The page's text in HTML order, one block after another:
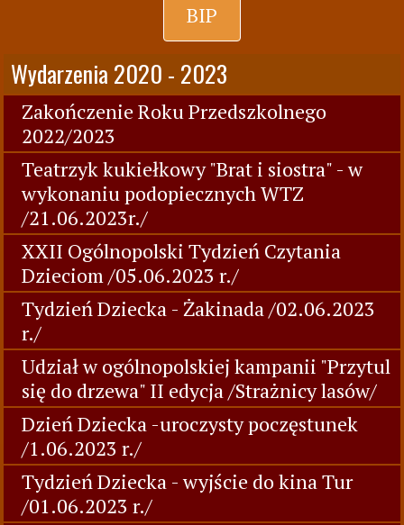
BIP
Wydarzenia 2020 - 2023
Zakończenie Roku Przedszkolnego
2022/2023
Teatrzyk kukiełkowy "Brat i siostra" - w
wykonaniu podopiecznych WTZ
/21.06.2023r./
XXII Ogólnopolski Tydzień Czytania
Dzieciom /05.06.2023 r./
Tydzień Dziecka - Żakinada /02.06.2023
r./
Udział w ogólnopolskiej kampanii "Przytul
się do drzewa" II edycja /Strażnicy lasów/
Dzień Dziecka -uroczysty poczęstunek
/1.06.2023 r./
Tydzień Dziecka - wyjście do kina Tur
/01.06.2023 r./